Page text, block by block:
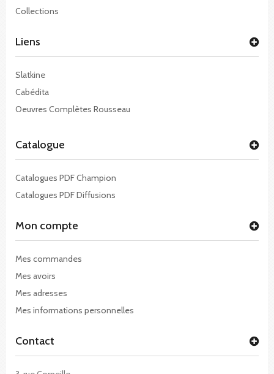
Collections
Liens
Slatkine
Cabédita
Oeuvres Complètes Rousseau
Catalogue
Catalogues PDF Champion
Catalogues PDF Diffusions
Mon compte
Mes commandes
Mes avoirs
Mes adresses
Mes informations personnelles
Contact